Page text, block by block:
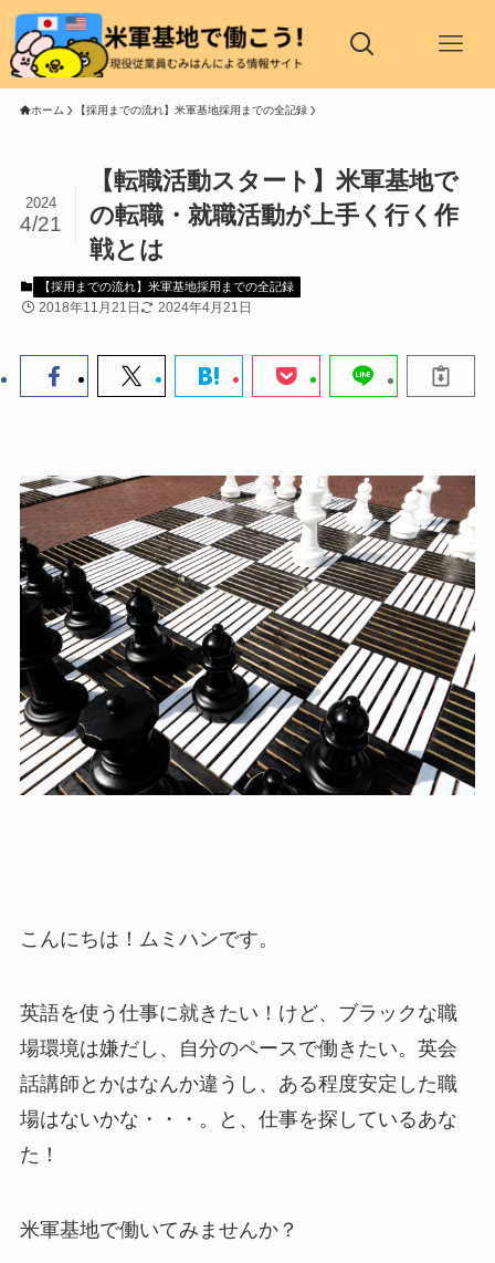
ホーム 【採用までの流れ】米軍基地採用までの全記録
【転職活動スタート】米軍基地で
の転職・就職活動が上手く行く作
戦とは
2024
4/21
【採用までの流れ】米軍基地採用までの全記録
2018年11月21日 2024年4月21日
こんにちは！ムミハンです。
英語を使う仕事に就きたい！けど、ブラックな職
場環境は嫌だし、自分のペースで働きたい。英会
話講師とかはなんか違うし、ある程度安定した職
場はないかな・・・。と、仕事を探しているあな
た！
米軍基地で働いてみませんか？